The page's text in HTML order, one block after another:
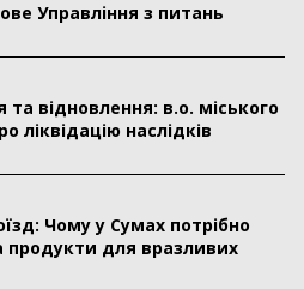
Управління з питань
відновлення: в.о. міського
ліквідацію наслідків
Чому у Сумах потрібно
продукти для вразливих